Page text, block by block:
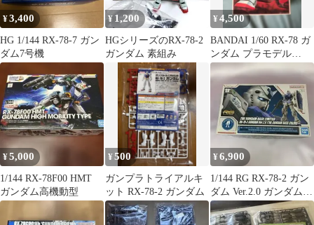
¥3,400
HG 1/144 RX-78-7 ガン
ダム7号機
¥ 1,200
HGシリーズのRX-78-2
ガンダム 素組み
¥4,500
BANDAI 1/60 RX-78 ガ
ンダム プラモデル
0008704
¥5,000
1/144 RX-78F00 HMT
ガンダム高機動型
¥500
ガンプラトライアルキ
ット RX-78-2 ガンダム
¥6,900
1/144 RG RX-78-2 ガン
ダム Ver.2.0 ガンダムベ
ースカラー